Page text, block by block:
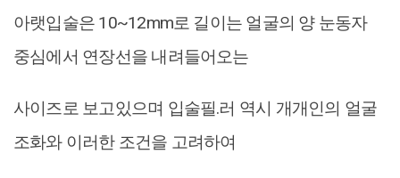
아랫입술은 10~12mm로 길이는 얼굴의 양 눈동자
중심에서 연장선을 내려들어오는
사이즈로 보고있으며 입술필.러 역시 개개인의 얼굴
조화와 이러한 조건을 고려하여